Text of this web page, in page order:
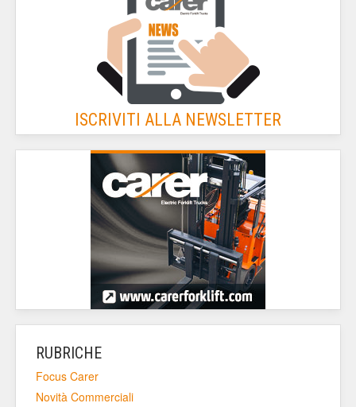
ISCRIVITI ALLA NEWSLETTER
RUBRICHE
Focus Carer
Novità Commerciali